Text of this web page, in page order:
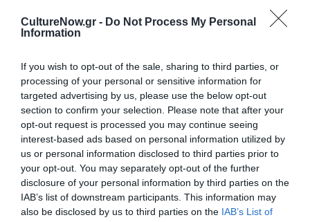
CultureNow.gr - Do Not Process My Personal
Information
If you wish to opt-out of the sale, sharing to third parties, or
processing of your personal or sensitive information for
targeted advertising by us, please use the below opt-out
section to confirm your selection. Please note that after your
opt-out request is processed you may continue seeing
interest-based ads based on personal information utilized by
us or personal information disclosed to third parties prior to
your opt-out. You may separately opt-out of the further
disclosure of your personal information by third parties on the
IAB’s list of downstream participants. This information may
also be disclosed by us to third parties on the IAB’s List of
ΘΕΜΑΤΑ / ΝΕΑ
Εθνική Λυρική
Σκηνή: Τι θα
δούμε την
καλλιτεχνική
περίοδο 2025/26
ΘΕΜΑΤΑ / ΝΕΑ
Εθνική Λυρική
Σκηνή: Η όπερα
του μέλλοντος
από τη μήτρα
του παρελθόντος
– Πρόγραμμα
2025/26